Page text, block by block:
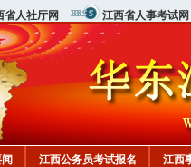
省人社厅网 江西省人事考试网
江西公务员考试报名 江西